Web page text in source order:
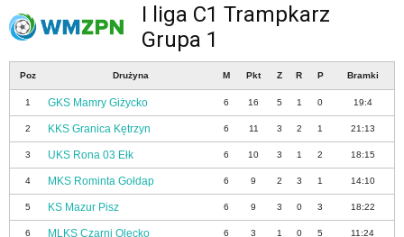
I liga C1 Trampkarz
Grupa 1
Poz Drużyna M Pkt Z R P Bramki
1 GKS Mamry Giżycko 6 16 5 1 0 19:4
2 KKS Granica Kętrzyn 6 11 3 2 1 21:13
3 UKS Rona 03 Ełk 6 10 3 1 2 18:15
4 MKS Rominta Gołdap 6 9 2 3 1 14:10
5 KS Mazur Pisz 6 9 3 0 3 18:22
6 MLKS Czarni Olecko 6 3 1 0 5 11:24